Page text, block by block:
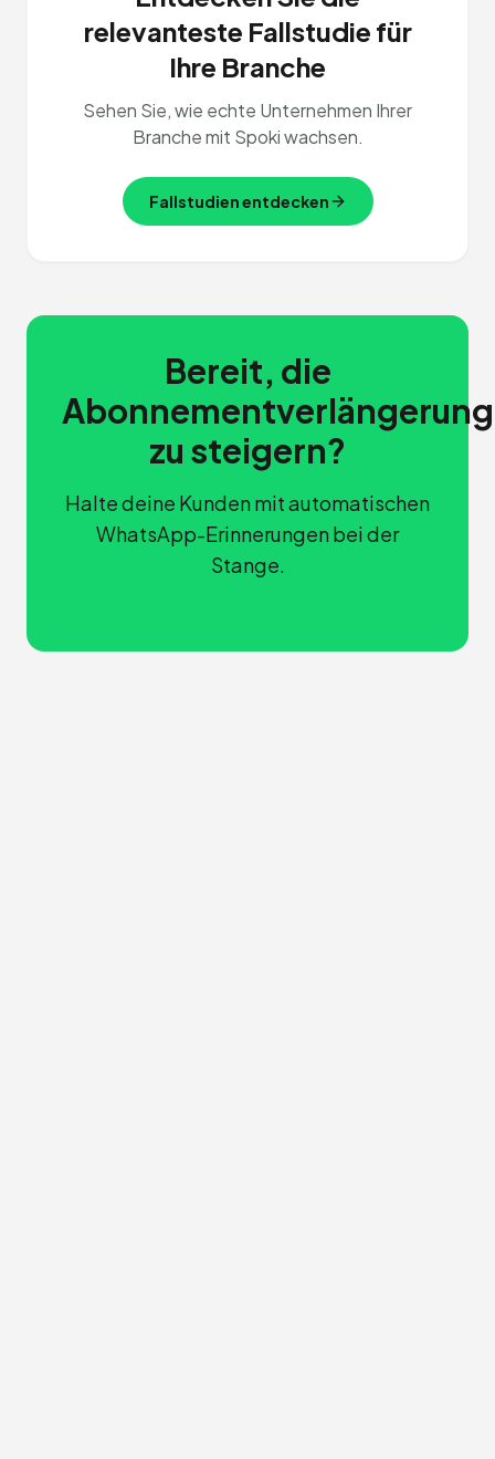
relevanteste Fallstudie für
Ihre Branche
Sehen Sie, wie echte Unternehmen Ihrer
Branche mit Spoki wachsen.
Fallstudien entdecken
Bereit, die
zu steigern?
Halte deine Kunden mit automatischen
WhatsApp-Erinnerungen bei der
Stange.